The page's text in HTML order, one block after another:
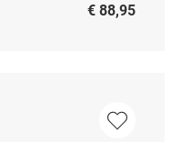
€ 88,95